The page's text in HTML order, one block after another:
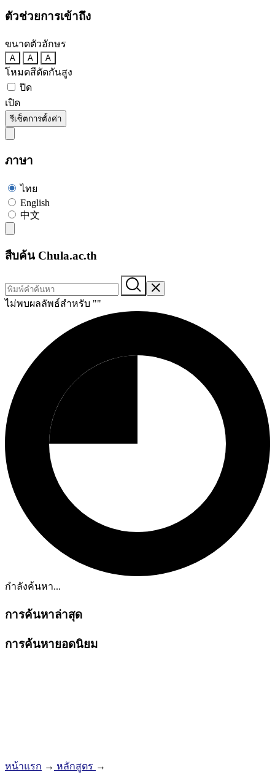
ตัวช่วยการเข้าถึง
ขนาดตัวอักษร
A A A
โหมดสีตัดกันสูง
ปิด
เปิด
รีเซ็ตการตั้งค่า
ภาษา
ไทย
English
中文
สืบค้น Chula.ac.th
ไม่พบผลลัพธ์สำหรับ ""
กำลังค้นหา...
การค้นหาล่าสุด
การค้นหายอดนิยม
หน้าแรก → หลักสูตร →